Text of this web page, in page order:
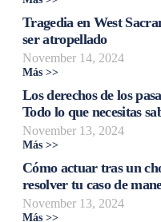
Tragedia en West
ser atropellado
November 14, 2024
Más >>
Los derechos de los
Todo lo que necesitas
November 13, 2024
Más >>
Cómo actuar tras un
resolver tu caso de
November 13, 2024
Más >>